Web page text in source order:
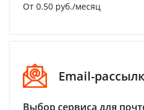
От 0.50 руб./месяц
Email-
Выбор сервиса для